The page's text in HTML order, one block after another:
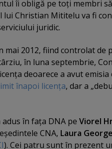
îi obligă pe toţi membri
Christian Mititelu va fi
juridic.
mai 2012, fiind controlat de
în luna septembrie,
deoarece a avut
înapoi licenţa, dar a
în faţa DNA pe Viorel
CNA, Laura
). Cei patru sunt în prezent